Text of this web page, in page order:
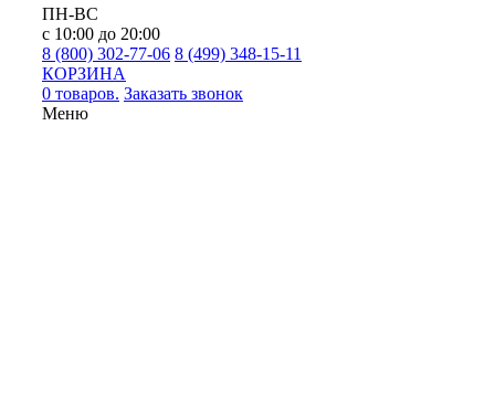
ПН-ВС
с 10:00 до 20:00
8 (800) 302-77-06 8 (499) 348-15-11
КОРЗИНА
0 товаров. Заказать звонок
Меню